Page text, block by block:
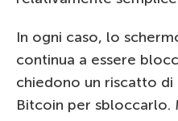
In ogni caso, lo
continua a essere
chiedono un riscatto di
Bitcoin per sbloccarlo.